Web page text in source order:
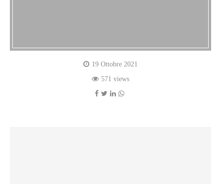
19 Ottobre 2021
571 views